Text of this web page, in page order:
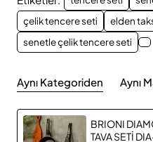
çelik tencere seti
elden
senetle çelik tencere seti
Aynı Kategoriden Aynı
BRIONI
TAVA SETİ